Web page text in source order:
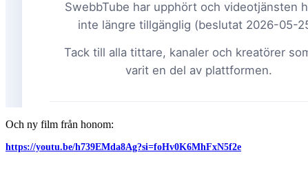
Och ny film från honom:
https://youtu.be/h739EMda8Ag?si=foHv0K6MhFxN5f2e